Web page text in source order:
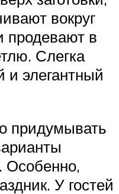
вокруг
продевают в
Слегка
и элегантный
придумывать
Особенно,
У гостей